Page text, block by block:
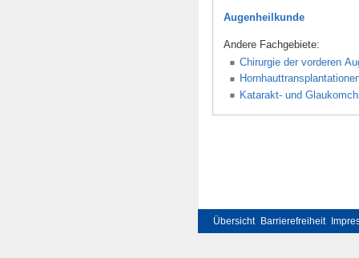
Augenheilkunde
Andere Fachgebiete:
Chirurgie der vorderen
Katarakt- und
Übersicht Barrierefreiheit